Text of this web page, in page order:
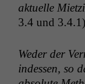
aktuelle
3.4 und
Wed­er der
indessen, so